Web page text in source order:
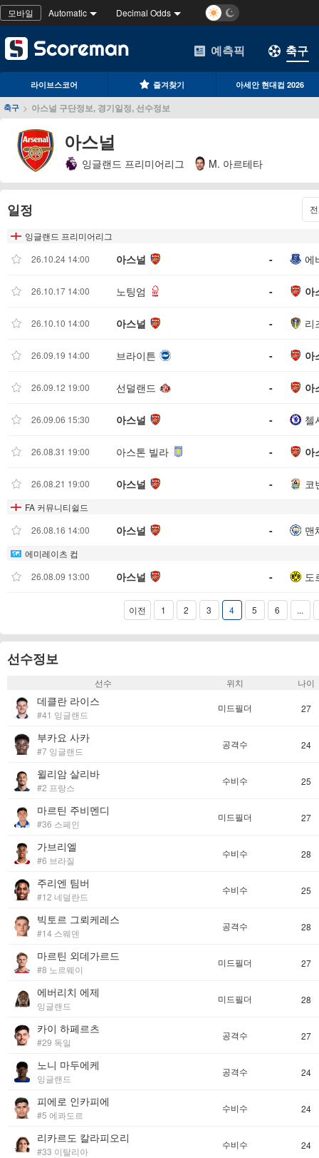
모바일 Automatic Decimal Odds
예측픽 축구
라이브스코어 즐겨찾기 아세안 현대컵 2026
축구 > 아스널 구단정보, 경기일정, 선수정보
아스널
잉글랜드 프리미어리그 M. 아르테타
일정
잉글랜드 프리미어리그
26.10.24 14:00
아스널 - 에
26.10.17 14:00 노팅엄 - 아
26.10.10 14:00 아스널 - 리
26.09.19 14:00 브라이튼 - 아
26.09.12 19:00 선덜랜드 - 아
26.09.06 15:30 아스널 - 첼
26.08.31 19:00 아스톤 빌라 - 아
26.08.21 19:00 아스널 - 코
FA 커뮤니티쉴드
26.08.16 14:00
아스널 - 맨
에미레이츠 컵
26.08.09 13:00
아스널 - 도
이전 1 2 3 4 5 6 ...
선수정보
선수 위치 나이
데클란 라이스
#41 잉글랜드
미드필더 27
부카요 사카
#7 잉글랜드
공격수 24
윌리암 살리바
#2 프랑스
수비수 25
마르틴 주비멘디
#36 스페인
미드필더 27
가브리엘
#6 브라질
수비수 28
주리엔 팀버
#12 네덜란드
수비수 25
빅토르 그뢰케레스
#14 스웨덴
공격수 28
마르틴 외데가르드
#8 노르웨이
미드필더 27
에버리치 에제
잉글랜드
미드필더 28
카이 하페르츠
#29 독일
공격수 27
노니 마두에케
잉글랜드
공격수 24
피에로 인카피에
#5 에콰도르
수비수 24
리카르도 칼라피오리
#33 이탈리아
수비수 24